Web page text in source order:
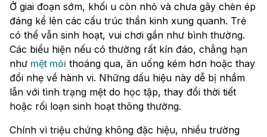
Ở giai đoạn sớm, khối u còn nhỏ và chưa gây chèn ép
đáng kể lên các cấu trúc thần kinh xung quanh. Trẻ
có thể vẫn sinh hoạt, vui chơi gần như bình thường.
Các biểu hiện nếu có thường rất kín đáo, chẳng hạn
như mệt mỏi thoáng qua, ăn uống kém hơn hoặc thay
đổi nhẹ về hành vi. Những dấu hiệu này dễ bị nhầm
lẫn với tình trạng mệt do học tập, thay đổi thời tiết
hoặc rối loạn sinh hoạt thông thường.
Chính vì triệu chứng không đặc hiệu, nhiều trường